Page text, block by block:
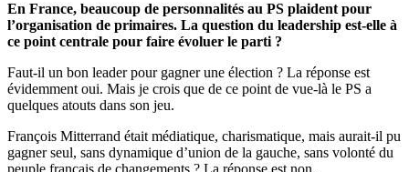
En France, beaucoup de personnalités au PS plaident pour
l’organisation de primaires. La question du leadership est-elle à
ce point centrale pour faire évoluer le parti ?
Faut-il un bon leader pour gagner une élection ? La réponse est
évidemment oui. Mais je crois que de ce point de vue-là le PS a
quelques atouts dans son jeu.
François Mitterrand était médiatique, charismatique, mais aurait-il pu
gagner seul, sans dynamique d’union de la gauche, sans volonté du